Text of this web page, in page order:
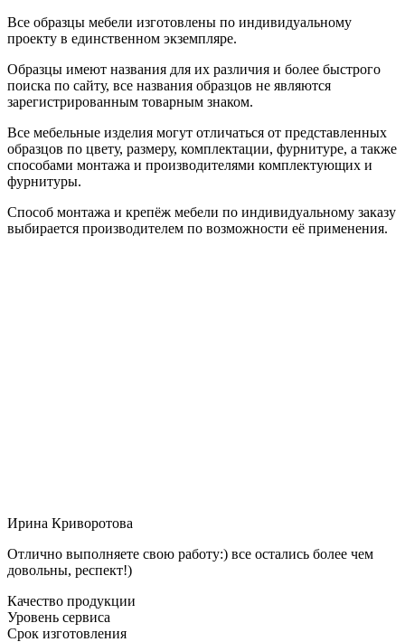
Все образцы мебели изготовлены по индивидуальному
проекту в единственном экземпляре.
Образцы имеют названия для их различия и более быстрого
поиска по сайту, все названия образцов не являются
зарегистрированным товарным знаком.
Все мебельные изделия могут отличаться от представленных
образцов по цвету, размеру, комплектации, фурнитуре, а также
способами монтажа и производителями комплектующих и
фурнитуры.
Способ монтажа и крепёж мебели по индивидуальному заказу
выбирается производителем по возможности её применения.
Ирина Криворотова
Отлично выполняете свою работу:) все остались более чем
довольны, респект!)
Качество продукции
Уровень сервиса
Срок изготовления